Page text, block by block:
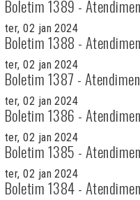
Boletim 1389 -
ter, 02 jan 2024
Boletim 1388 -
ter, 02 jan 2024
Boletim 1387 -
ter, 02 jan 2024
Boletim 1386 -
ter, 02 jan 2024
Boletim 1385 -
ter, 02 jan 2024
Boletim 1384 -